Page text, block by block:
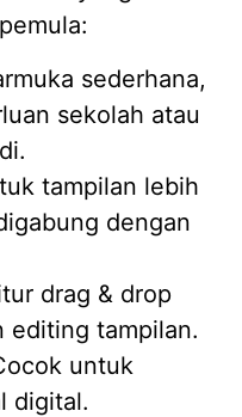
sederhana,
sekolah atau
tampilan lebih
dengan
drag & drop
editing tampilan.
untuk
digital.